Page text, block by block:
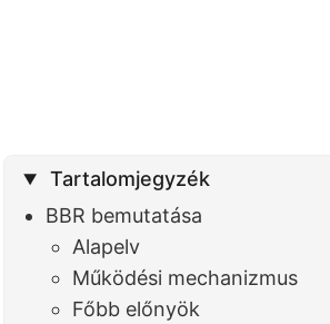
Tartalomjegyzék
BBR bemutatása
Alapelv
Működési mechanizmus
Főbb előnyök